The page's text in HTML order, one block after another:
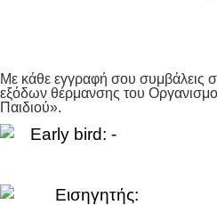
Με κάθε εγγραφή σου συμβάλεις
εξόδων θέρμανσης του
Παιδιού».
Early bird: -
Εισηγητής: